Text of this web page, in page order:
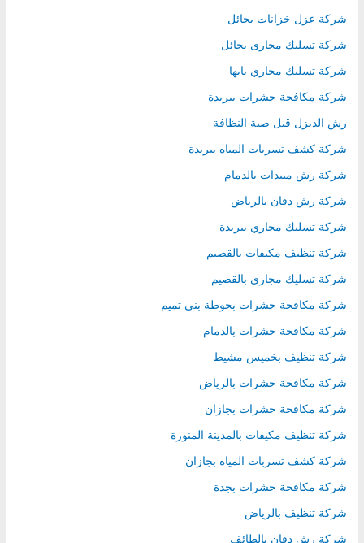
شركة عزل خزانات بحائل
شركة تسليك مجارى بحائل
شركة تسليك مجاري بابها
شركة مكافحة حشرات ببريدة
رش الديزل قبل صبة النظافة
شركة كشف تسربات المياه ببريدة
شركة رش مبيدات بالدمام
شركة رش دفان بالرياض
شركة تسليك مجاري ببريدة
شركة تنظيف مكيفات بالقصيم
شركة تسليك مجاري بالقصيم
شركة مكافحة حشرات بحوطة بنى تميم
شركة مكافحة حشرات بالدمام
شركة تنظيف بخميس مشيط
شركة مكافحة حشرات بالرياض
شركة مكافحة حشرات بجازان
شركة تنظيف مكيفات بالمدينة المنورة
شركة كشف تسربات المياه بجازان
شركة مكافحة حشرات بجدة
شركة تنظيف بالرياض
شركة رش دفان بالطائف